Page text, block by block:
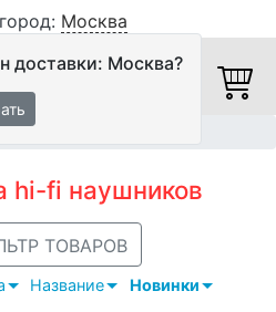
Москва
доставки: Москва?
hi-fi наушников
ТОВАРОВ
Название Новинки